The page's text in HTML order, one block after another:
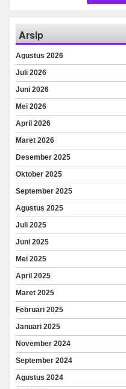
Arsip
Agustus 2026
Juli 2026
Juni 2026
Mei 2026
April 2026
Maret 2026
Desember 2025
Oktober 2025
September 2025
Agustus 2025
Juli 2025
Juni 2025
Mei 2025
April 2025
Maret 2025
Februari 2025
Januari 2025
November 2024
September 2024
Agustus 2024